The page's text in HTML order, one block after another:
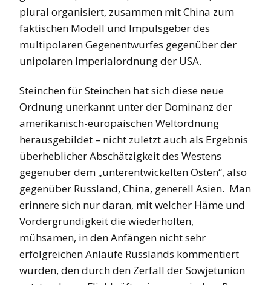
plural organisiert, zusammen mit China zum
faktischen Modell und Impulsgeber des
multipolaren Gegenentwurfes gegenüber der
unipolaren Imperialordnung der USA.
Steinchen für Steinchen hat sich diese neue
Ordnung unerkannt unter der Dominanz der
amerikanisch-europäischen Weltordnung
herausgebildet – nicht zuletzt auch als Ergebnis
überheblicher Abschätzigkeit des Westens
gegenüber dem „unterentwickelten Osten“, also
gegenüber Russland, China, generell Asien. Man
erinnere sich nur daran, mit welcher Häme und
Vordergründigkeit die wiederholten,
mühsamen, in den Anfängen nicht sehr
erfolgreichen Anläufe Russlands kommentiert
wurden, den durch den Zerfall der Sowjetunion